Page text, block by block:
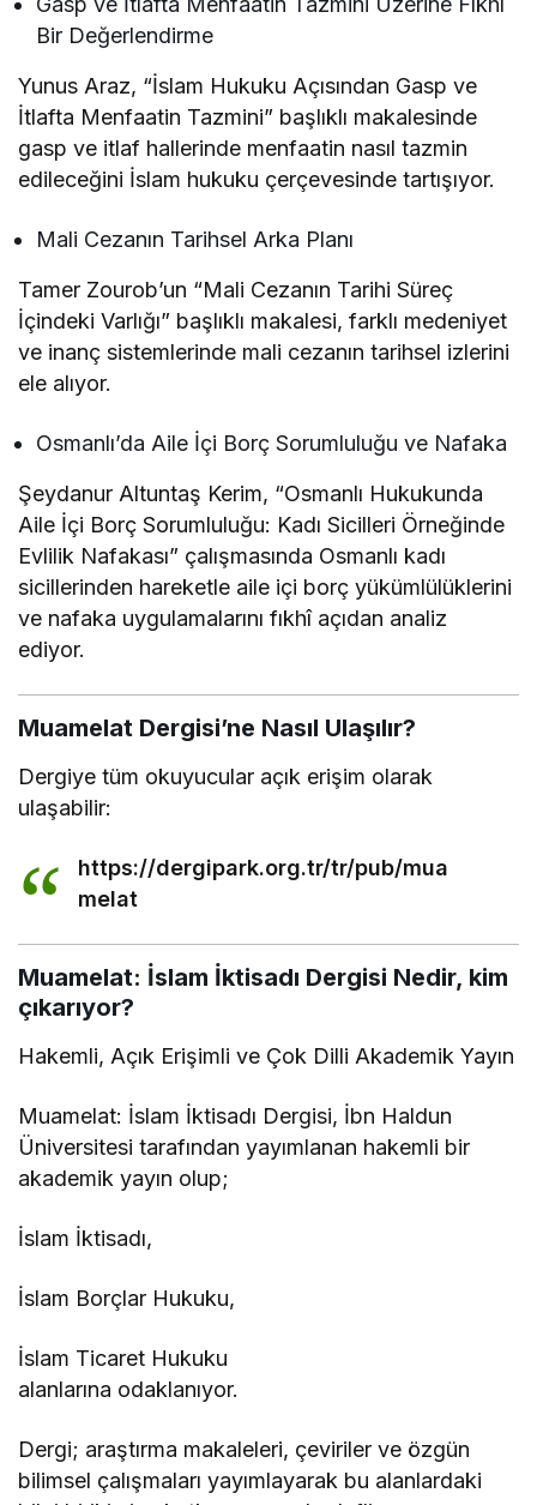
Bir Değerlendirme
Yunus Araz, “İslam Hukuku Açısından Gasp ve
İtlafta Menfaatin Tazmini” başlıklı makalesinde
gasp ve itlaf hallerinde menfaatin nasıl tazmin
edileceğini İslam hukuku çerçevesinde tartışıyor.
Mali Cezanın Tarihsel Arka Planı
Tamer Zourob’un “Mali Cezanın Tarihi Süreç
İçindeki Varlığı” başlıklı makalesi, farklı medeniyet
ve inanç sistemlerinde mali cezanın tarihsel izlerini
ele alıyor.
Osmanlı’da Aile İçi Borç Sorumluluğu ve Nafaka
Şeydanur Altuntaş Kerim, “Osmanlı Hukukunda
Aile İçi Borç Sorumluluğu: Kadı Sicilleri Örneğinde
Evlilik Nafakası” çalışmasında Osmanlı kadı
sicillerinden hareketle aile içi borç yükümlülüklerini
ve nafaka uygulamalarını fıkhî açıdan analiz
ediyor.
Muamelat Dergisi’ne Nasıl Ulaşılır?
Dergiye tüm okuyucular açık erişim olarak
ulaşabilir:
https://dergipark.org.tr/tr/pub/mua
melat
Muamelat: İslam İktisadı Dergisi Nedir, kim
çıkarıyor?
Hakemli, Açık Erişimli ve Çok Dilli Akademik Yayın
Muamelat: İslam İktisadı Dergisi, İbn Haldun
Üniversitesi tarafından yayımlanan hakemli bir
akademik yayın olup;
İslam İktisadı,
İslam Borçlar Hukuku,
İslam Ticaret Hukuku
alanlarına odaklanıyor.
Dergi; araştırma makaleleri, çeviriler ve özgün
bilimsel çalışmaları yayımlayarak bu alanlardaki